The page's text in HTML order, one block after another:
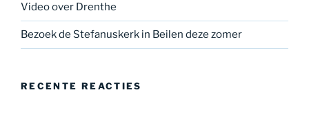
Video over Drenthe
Bezoek de Stefanuskerk in Beilen deze zomer
RECENTE REACTIES